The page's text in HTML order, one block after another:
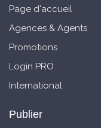
Page d'accueil
Agences & Agents
Promotions
Login PRO
International
Publier